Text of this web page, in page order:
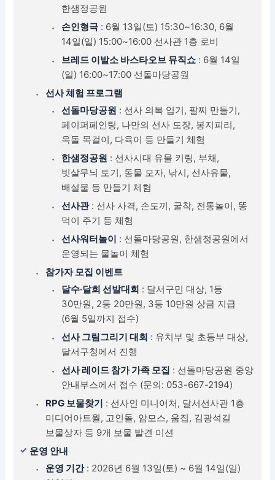
한샘정공원
손인형극 : 6월 13일(토) 15:30~16:30, 6월
14일(일) 15:00~16:00 선사관 1층 로비
브레드 이발소 바스타오브 뮤직쇼 : 6월 14일
(일) 16:00~17:00 선돌마당공원
선사 체험 프로그램
선돌마당공원 : 선사 의복 입기, 팔찌 만들기,
페이퍼페인팅, 나만의 선사 도장, 봉지피리,
옥돌 목걸이, 다육이 등 만들기 체험
한샘정공원 : 선사시대 유물 키링, 부채,
빗살무늬 토기, 동물 모자, 낚시, 선사유물,
배설물 등 만들기 체험
선사관 : 선사 사격, 손도끼, 굴착, 전통놀이, 똥
먹이 주기 등 체험
선사워터놀이 : 선돌마당공원, 한샘정공원에서
운영되는 물놀이 체험
참가자 모집 이벤트
달수‧달희 선발대회 : 달서구민 대상, 1등
30만원, 2등 20만원, 3등 10만원 상금 지급
(6월 5일까지 접수)
선사 그림그리기 대회 : 유치부 및 초등부 대상,
달서구청에서 진행
선사 레이드 참가 가족 모집 : 선돌마당공원 중앙
안내부스에서 접수 (문의: 053-667-2194)
RPG 보물찾기 : 선사인 미니어처, 달서선사관 1층
미디어아트월, 고인돌, 암모스, 움집, 김광석길
보물상자 등 9개 보물 발견 미션
운영 안내
운영 기간 : 2026년 6월 13일(토) ~ 6월 14일(일)